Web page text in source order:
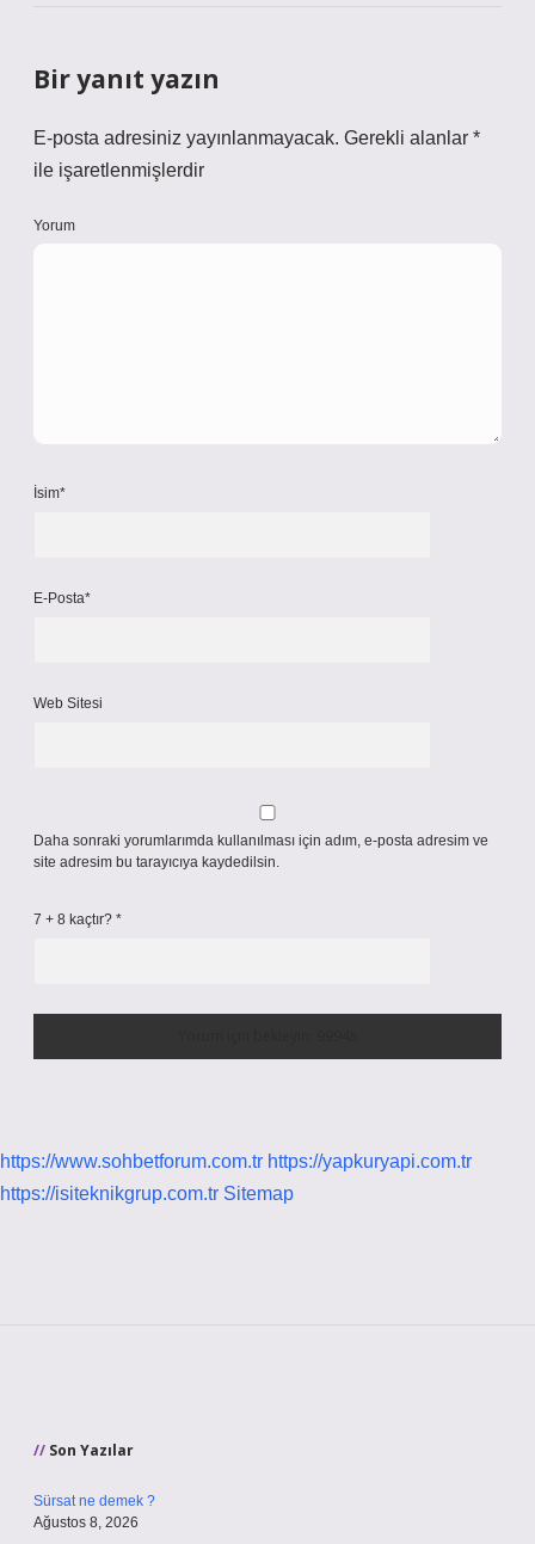
Bir yanıt yazın
E-posta adresiniz yayınlanmayacak. Gerekli alanlar *
ile işaretlenmişlerdir
Yorum
İsim*
E-Posta*
Web Sitesi
Daha sonraki yorumlarımda kullanılması için adım, e-posta adresim ve
site adresim bu tarayıcıya kaydedilsin.
7 + 8 kaçtır? *
https://www.sohbetforum.com.tr https://yapkuryapi.com.tr
https://isiteknikgrup.com.tr Sitemap
Son Yazılar
Sürsat ne demek ?
Ağustos 8, 2026